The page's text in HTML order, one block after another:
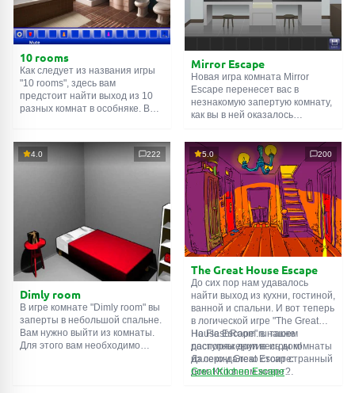
10 rooms
Как следует из названия игры
"10 rooms", здесь вам
предстоит найти выход из 10
разных комнат в особняке. В
их, чтобы выйти. Выход из
одной комнаты является
Mirror Escape
Новая игра комната Mirror
Escape перенесет вас в
незнакомую запертую комнату,
как вы в ней оказалось
смекалки попробуйте решить
все, приготовленные авторами
для вас, головоломки и найти
выход на свободу.
Внимательно осмотрите
помещение, возможно вы
сможете найти какие-нибудь
подсказки. Желаем удачи!
4.0 222
Dimly room
В игре комнате "Dimly room" вы
заперты в небольшой спальне.
Вам нужно выйти из комнаты.
Для этого вам необходимо
5.0 200
The Great House Escape
До сих пор нам удавалось
найти выход из кухни, гостиной,
ванной и спальни. И вот теперь
в логической игре "The Great
House Escape" в нашем
распоряжении весь дом!
Далеко-далеко стоит странный
дом. Кто в нем живет?
На FlashRoom.ru также
доступны другие игры комнаты
из серии Great Escape:
Great Kitchen Escape